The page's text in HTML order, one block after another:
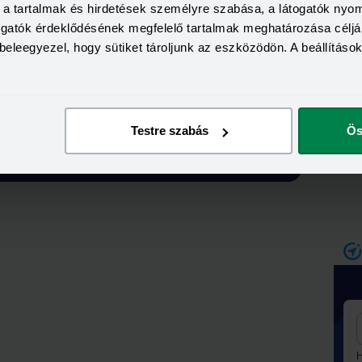
tartalmak és hirdetések személyre szabása, a látogatók
érdeklődésének megfelelő tartalmak meghatározása
hogy sütiket tároljunk az eszközödön. A
Testre szabás
Csoport Adatkezelési szabályzatát és